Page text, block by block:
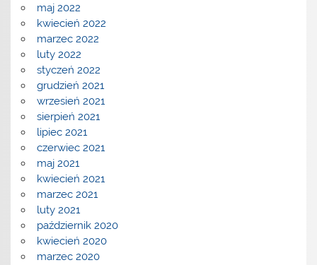
maj 2022
kwiecień 2022
marzec 2022
luty 2022
styczeń 2022
grudzień 2021
wrzesień 2021
sierpień 2021
lipiec 2021
czerwiec 2021
maj 2021
kwiecień 2021
marzec 2021
luty 2021
październik 2020
kwiecień 2020
marzec 2020